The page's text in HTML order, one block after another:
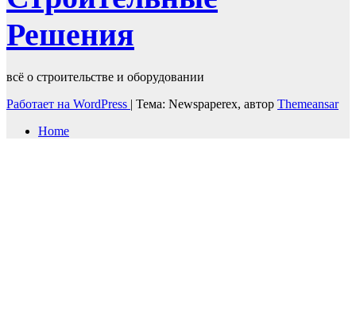
Решения
всё о строительстве и оборудовании
Работает на WordPress | Тема: Newspaperex, автор Themeansar
Home